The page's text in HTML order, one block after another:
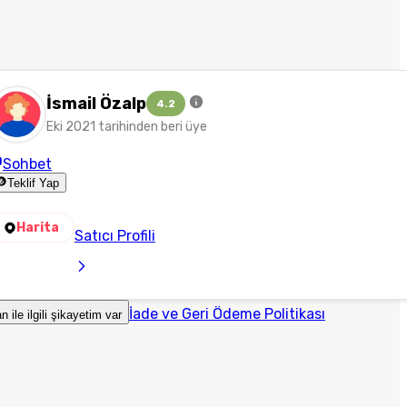
İsmail Özalp 4.2
Eki 2021 tarihinden beri üye
Sohbet
Teklif Yap
Harita Satıcı Profili
ile ilgili şikayetim var İade ve Geri Ödeme Politikası